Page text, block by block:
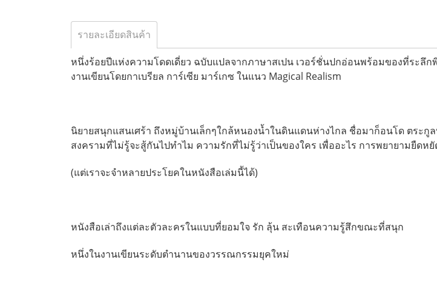
รายละเอียดสินค้า
หนึ่งร้อยปีแห่งความโดดเดี่ยว ฉบับแปลจากภาษาสเปน เวอร์ชั่นปกอ่อนพร้อมของที่ระลึก
งานเขียนโดยกาเบรียล การ์เซีย มาร์เกซ ในแนว Magical Realism
นิยายสนุกแสนเศร้า ถึงหมู่บ้านเล็กๆใกล้หนองน้ำในดินแดนห่างไกล ชื่อมาก็อนโด ตระ
สงครามที่ไม่รู้จะสู้กันไปทำไม ความรักที่ไม่รู้ว่าเป็นของใคร เพื่ออะไร การพยายามยืด
(แต่เราจะจำหลายประโยคในหนังสือเล่มนี้ได้)
หนังสือเล่าถึงแต่ละตัวละครในแบบที่ยอมใจ รัก ลุ้น สะเทือนความรู้สึกขณะที่สนุก
หนึ่งในงานเขียนระดับตำนานของวรรณกรรมยุคใหม่